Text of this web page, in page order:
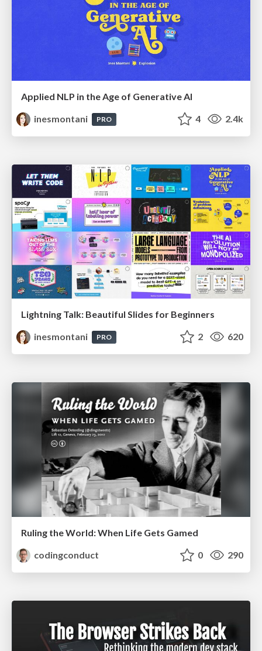
Applied NLP in the Age of Generative AI
inesmontani
PRO 4 2.4k
Lightning Talk: Beautiful Slides for Beginners
inesmontani
PRO 2 620
Ruling the World: When Life Gets Gamed
codingconduct
0 290